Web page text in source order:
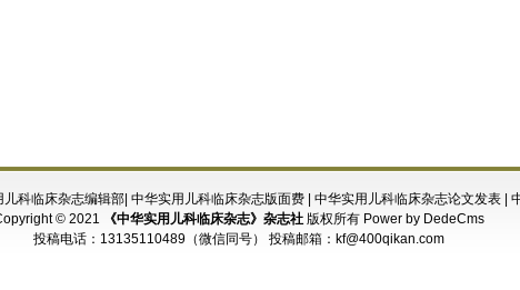
儿科临床杂志编辑部| 中华实用儿科临床杂志版面费| 中华实用儿科临床杂志论文发表|
© 2021
《中华实用儿科临床杂志》杂志社 版权所有 Power by DedeCms
投稿电话： 13135110489（微信同号） 投稿邮箱： kf@400qikan.com